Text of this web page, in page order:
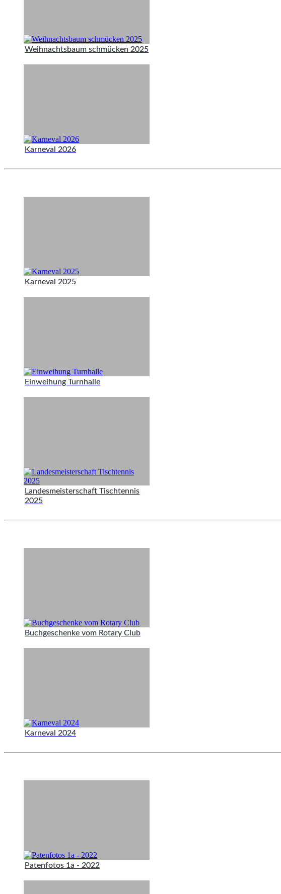
Weihnachtsbaum schmücken 2025
Karneval 2026
Karneval 2025
Einweihung Turnhalle
Landesmeisterschaft Tischtennis
2025
Buchgeschenke vom Rotary Club
Karneval 2024
Patenfotos 1a - 2022